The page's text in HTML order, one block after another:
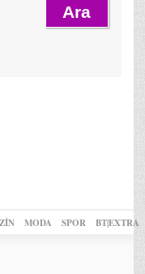
MODA SPOR BT|EXTRA